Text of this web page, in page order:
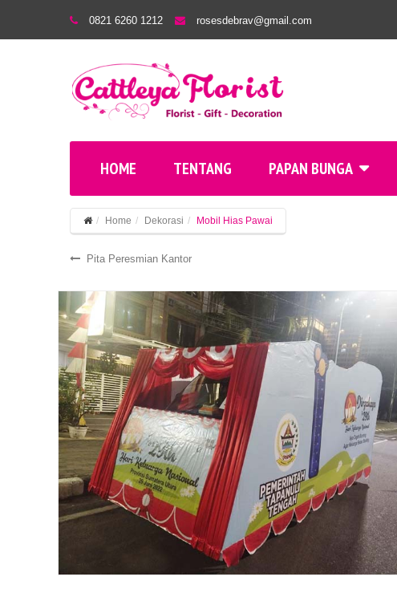
0821 6260 1212 rosesdebrav@gmail.com
HOME TENTANG PAPAN BUNGA
Home Dekorasi Mobil Hias Pawai
Pita Peresmian Kantor